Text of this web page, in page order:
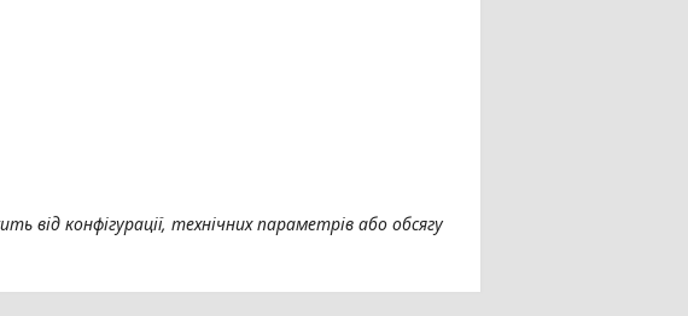
від конфігурації, технічних параметрів або обсягу